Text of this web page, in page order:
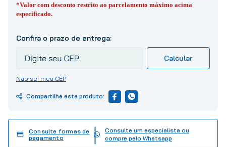
*Valor com desconto restrito ao parcelamento máximo acima
especificado.
Não sei meu CEP
Consulte formas de
pagamento
Consulte um especialista ou
compre pelo Whatsapp